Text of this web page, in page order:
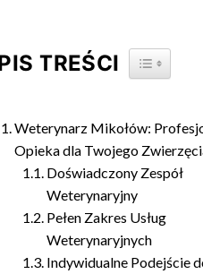
TREŚCI TOGGLE
Weterynarz Mikołów:
Opieka dla Twojego
Doświadczony Zespół
Weterynaryjny
Pełen Zakres Usług
Weterynaryjnych
Indywidualne Podejście